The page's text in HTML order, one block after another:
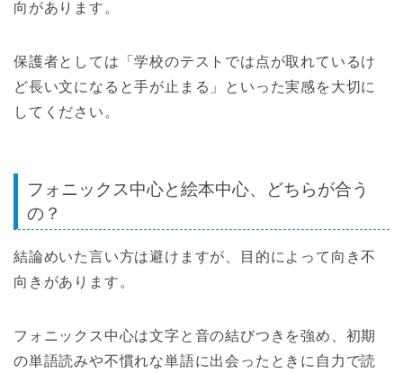
向があります。
保護者としては「学校のテストでは点が取れているけ
ど長い文になると手が止まる」といった実感を大切に
してください。
フォニックス中心と絵本中心、どちらが合う
の？
結論めいた言い方は避けますが、目的によって向き不
向きがあります。
フォニックス中心は文字と音の結びつきを強め、初期
の単語読みや不慣れな単語に出会ったときに自力で読